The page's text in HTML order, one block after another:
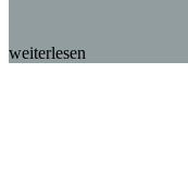
weiterlesen